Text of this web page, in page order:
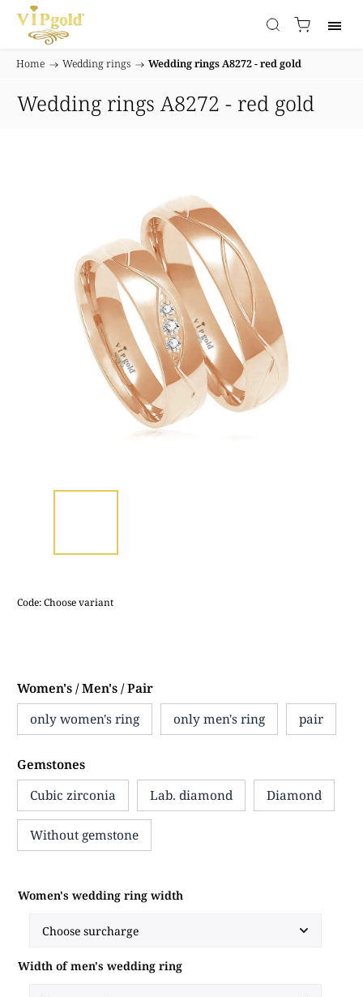
Home / Wedding rings / Wedding rings A8272 - red gold
Wedding rings A8272 - red gold
Code:Choose variant
Women's / Men's / Pair
only women's ring
only men's ring pair
Gemstones
Cubic zirconia
Lab. diamond Diamond
Without gemstone
Women's wedding ring width
Width of men's wedding ring